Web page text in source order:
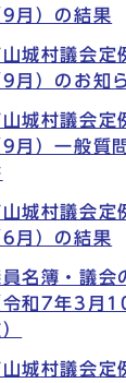
9月）の結果
城村議会定
9月）のお知
城村議会定
9月）一般質
城村議会定
6月）の結果
名簿・議会
令和7年3月
城村議会定